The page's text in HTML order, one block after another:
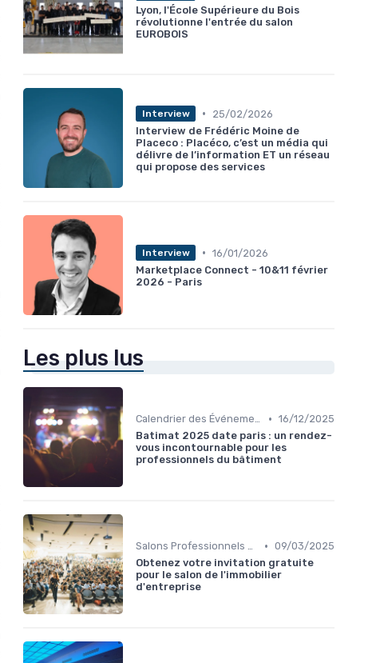
Lyon, l'École Supérieure du Bois
révolutionne l'entrée du salon
EUROBOIS
Interview •
25/02/2026
Interview de Frédéric Moine de
Placeco : Placéco, c’est un média qui
délivre de l’information ET un réseau
qui propose des services
Interview • 16/01/2026
Marketplace Connect - 10&11 février
2026 - Paris
Les plus lus
Calendrier des Événements par Secteur • 16/12/2025
Batimat 2025 date paris : un rendez-
vous incontournable pour les
professionnels du bâtiment
Salons Professionnels et Expositions • 09/03/2025
Obtenez votre invitation gratuite
pour le salon de l'immobilier
d'entreprise